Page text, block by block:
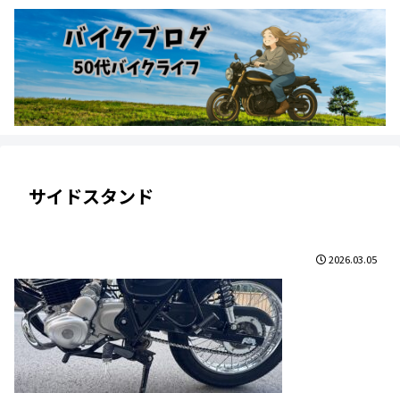
サイドスタンド
2026.03.05